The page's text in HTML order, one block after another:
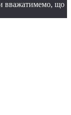
вважатимемо, що